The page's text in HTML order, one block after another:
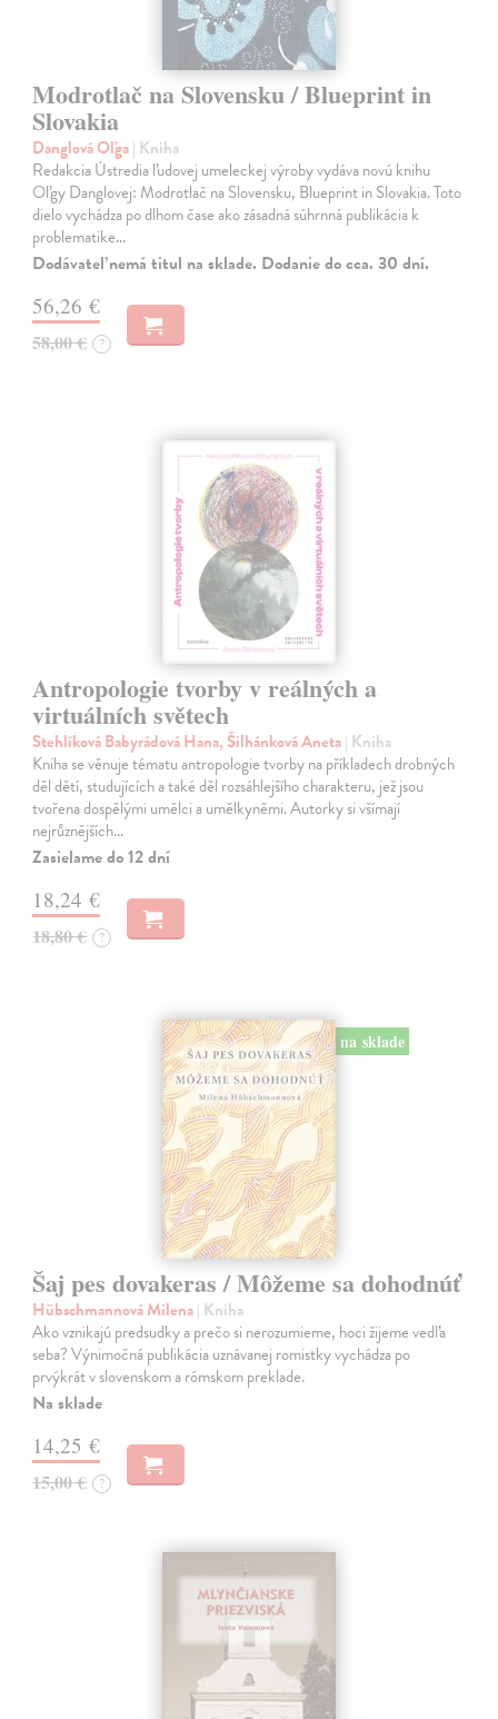
Modrotlač na Slovensku / Blueprint in
Slovakia
Danglová Oľga| Kniha
Redakcia Ústredia ľudovej umeleckej výroby vydáva novú knihu
Oľgy Danglovej: Modrotlač na Slovensku, Blueprint in Slovakia. Toto
dielo vychádza po dlhom čase ako zásadná súhrnná publikácia k
problematike…
Dodávateľ nemá titul na sklade. Dodanie do cca. 30 dní.
56,26 €
58,00 € ?
Antropologie tvorby v reálných a
virtuálních světech
Stehlíková Babyrádová Hana, Šilhánková Aneta| Kniha
Kniha se věnuje tématu antropologie tvorby na příkladech drobných
děl dětí, studujících a také děl rozsáhlejšího charakteru, jež jsou
tvořena dospělými umělci a umělkyněmi. Autorky si všímají
nejrůznějších…
Zasielame do 12 dní
18,24 €
18,80 € ?
na sklade
Šaj pes dovakeras / Môžeme sa dohodnúť
Hübschmannová Milena| Kniha
Ako vznikajú predsudky a prečo si nerozumieme, hoci žijeme vedľa
seba? Výnimočná publikácia uznávanej romistky vychádza po
prvýkrát v slovenskom a rómskom preklade.
Na sklade
14,25 €
15,00 € ?